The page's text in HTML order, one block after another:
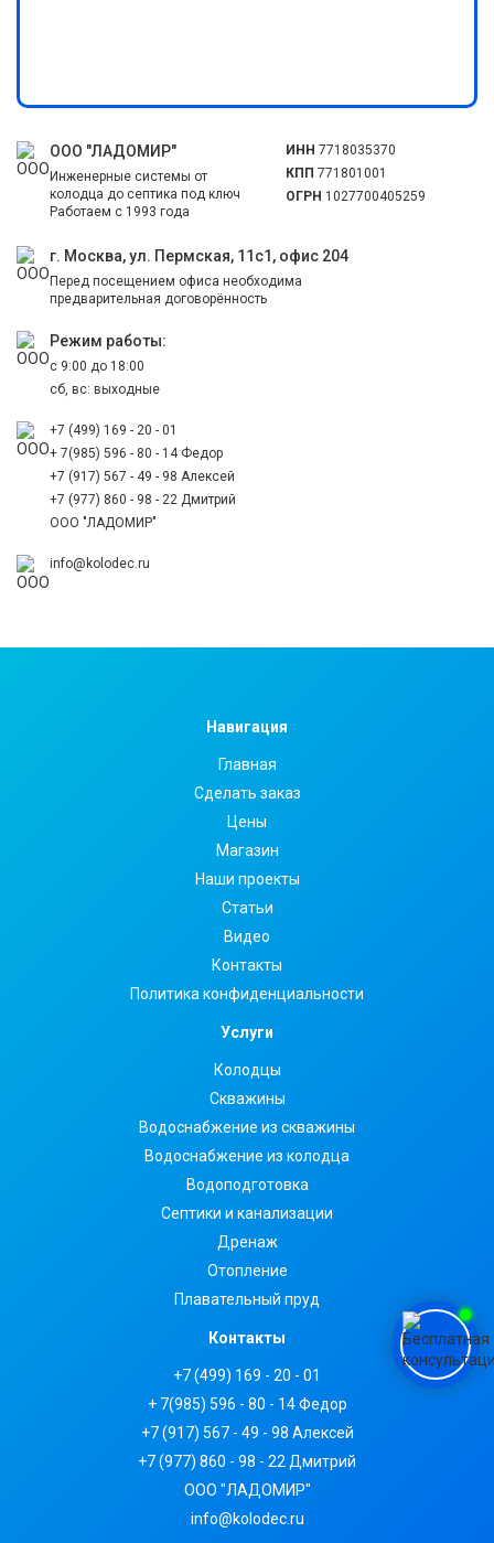
ООО "ЛАДОМИР"
Инженерные системы от
колодца до септика под ключ
Работаем с 1993 года
ИНН 7718035370
КПП 771801001
ОГРН 1027700405259
г. Москва, ул. Пермская, 11с1, офис 204
Перед посещением офиса необходима
предварительная договорённость
Режим работы:
с 9:00 до 18:00
сб, вс: выходные
+7 (499) 169 - 20 - 01
+ 7(985) 596 - 80 - 14 Федор
+7 (917) 567 - 49 - 98 Алексей
+7 (977) 860 - 98 - 22 Дмитрий
ООО "ЛАДОМИР"
info@kolodec.ru
Навигация
Главная
Сделать заказ
Цены
Магазин
Наши проекты
Статьи
Видео
Контакты
Политика конфиденциальности
Услуги
Колодцы
Скважины
Водоснабжение из скважины
Водоснабжение из колодца
Водоподготовка
Септики и канализации
Дренаж
Отопление
Плавательный пруд
Контакты
+7 (499) 169 - 20 - 01
+ 7(985) 596 - 80 - 14 Федор
+7 (917) 567 - 49 - 98 Алексей
+7 (977) 860 - 98 - 22 Дмитрий
ООО "ЛАДОМИР"
info@kolodec.ru